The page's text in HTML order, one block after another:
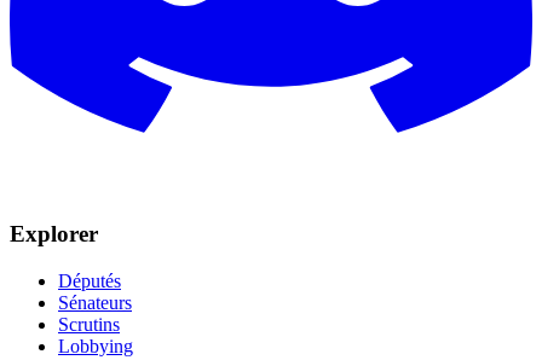
Explorer
Députés
Sénateurs
Scrutins
Lobbying